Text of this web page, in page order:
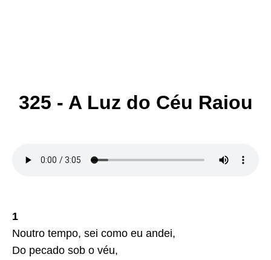
325 - A Luz do Céu Raiou
1
Noutro tempo, sei como eu andei,
Do pecado sob o véu,